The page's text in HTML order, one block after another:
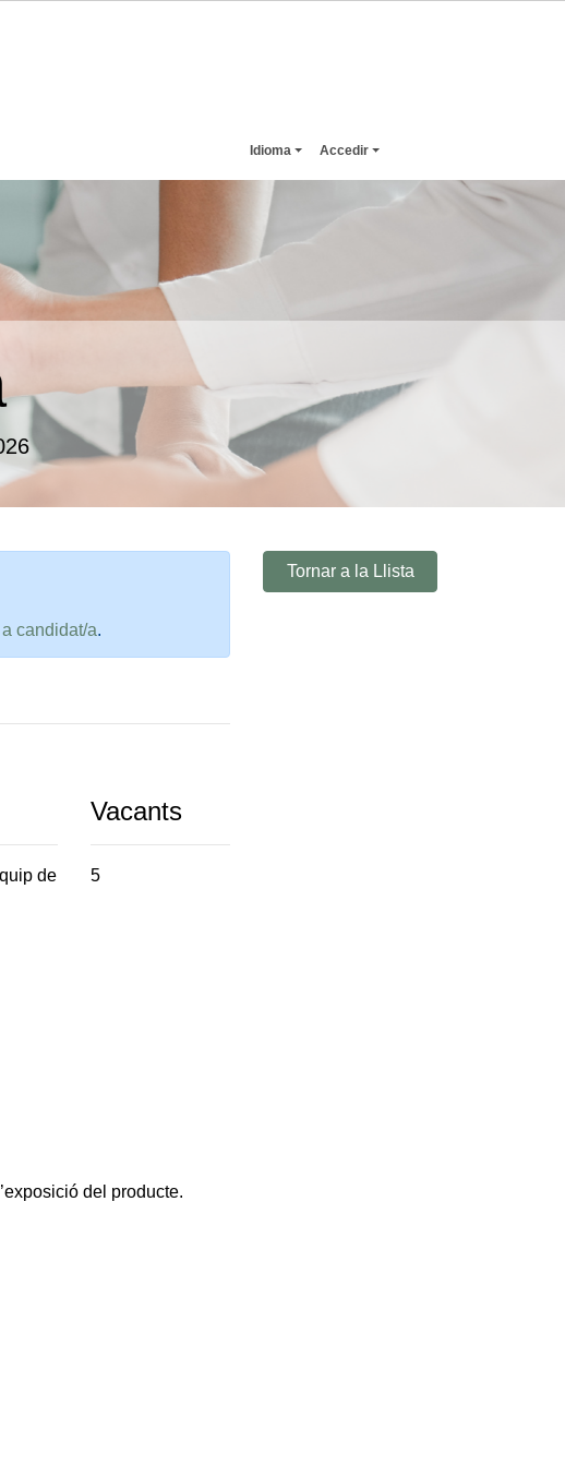
Idioma Accedir
candidat/a.
de
Vacants
5
del producte.
Tornar a la Llista